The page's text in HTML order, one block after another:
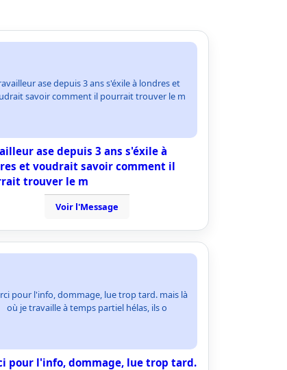
ase depuis 3 ans s'éxile à londres et
savoir comment il pourrait trouver le m
ase depuis 3 ans s'éxile à
et voudrait savoir comment il
trouver le m
Voir l'Message
pour l'info, dommage, lue trop tard. mais là
où je travaille à temps partiel hélas, ils o
pour l'info, dommage, lue trop tard.